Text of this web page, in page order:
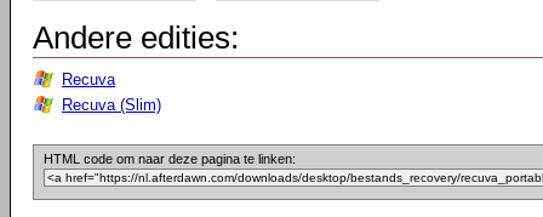
Andere edities:
Recuva
Recuva (Slim)
HTML code om naar deze pagina te linken: